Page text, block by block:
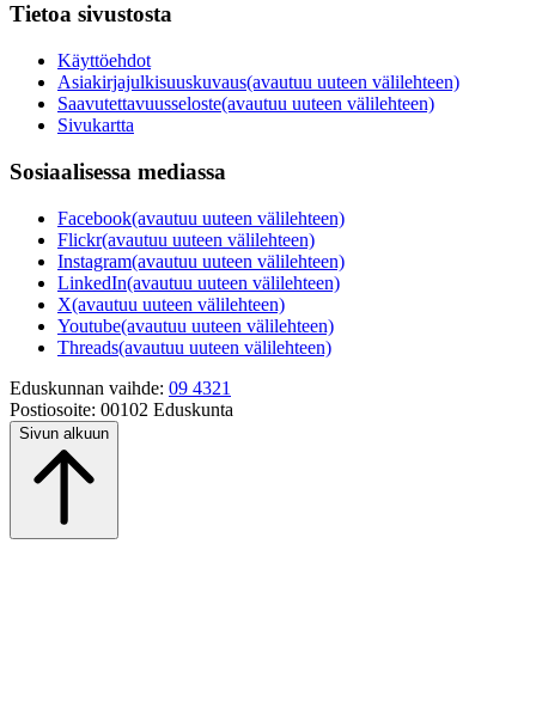
Tietoa sivustosta
Käyttöehdot
Asiakirjajulkisuuskuvaus(avautuu uuteen välilehteen)
Saavutettavuusseloste(avautuu uuteen välilehteen)
Sivukartta
Sosiaalisessa mediassa
Facebook(avautuu uuteen välilehteen)
Flickr(avautuu uuteen välilehteen)
Instagram(avautuu uuteen välilehteen)
LinkedIn(avautuu uuteen välilehteen)
X(avautuu uuteen välilehteen)
Youtube(avautuu uuteen välilehteen)
Threads(avautuu uuteen välilehteen)
Eduskunnan vaihde: 09 4321
Postiosoite: 00102 Eduskunta
Sivun alkuun